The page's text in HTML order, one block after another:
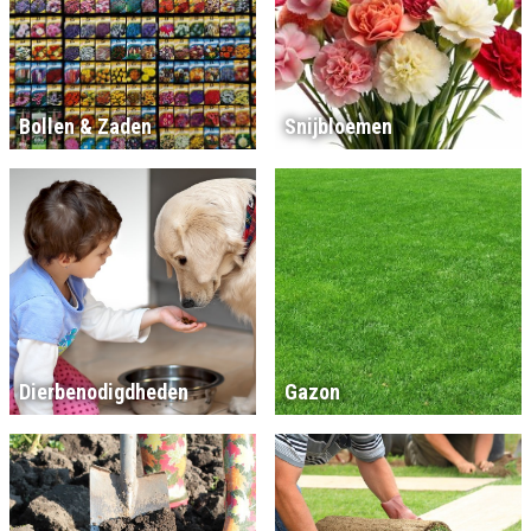
Bollen & Zaden Snijbloemen
Dierbenodigdheden Gazon